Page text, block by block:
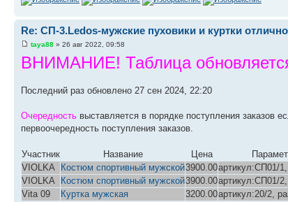
Re: СП-3.Ledos-мужские пуховики и куртки
taya88 » 26 авг 2022, 09:58
ВНИМАНИЕ! Таблица
Последний раз обновлено 27 сен 2024, 22:20
Очередность выставляется в порядке поступления заказов
первоочередность поступления заказов.
Участник Название Цена
VIOLKA
Костюм спортивный мужской3900.00артикул:СП01/
VIOLKA
Костюм спортивный мужской3900.00артикул:СП01/
Vita 09
Куртка мужская 3200.00артикул:20/2,